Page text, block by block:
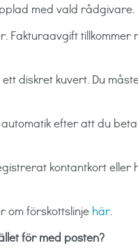
med vald rådgivare.
Fakturaavgift tillkommer
diskret kuvert. Du
efter att du
kontantkort eller
om förskottslinje här.
för med posten?